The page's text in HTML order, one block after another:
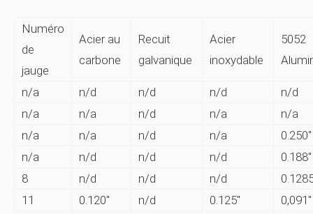
Numéro
de
jauge
Acier au
carbone
Recuit
galvanique
Acier
inoxydable
5052
n/a n/d n/d n/d
n/d
n/a
n/a n/d n/a
n/a
n/a
n/a n/d n/a
0.250″
n/a
n/d n/d n/d
0.188″
8
n/d n/d n/d
11
0.120″ n/d 0.125″
0,091"